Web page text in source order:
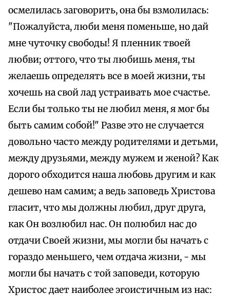
осмелилась заговорить, она бы взмолилась:
"Пожалуйста, люби меня поменьше, но дай
мне чуточку свободы! Я пленник твоей
любви; оттого, что ты любишь меня, ты
желаешь определять все в моей жизни, ты
хочешь на свой лад устраивать мое счастье.
Если бы только ты не любил меня, я мог бы
быть самим собой!" Разве это не случается
довольно часто между родителями и детьми,
между друзьями, между мужем и женой? Как
дорого обходится наша любовь другим и как
дешево нам самим; а ведь заповедь Христова
гласит, что мы должны любил, друг друга,
как Он возлюбил нас. Он полюбил нас до
отдачи Своей жизни, мы могли бы начать с
гораздо меньшего, чем отдача жизни, - мы
могли бы начать с той заповеди, которую
Христос дает наиболее эгоистичным из нас: